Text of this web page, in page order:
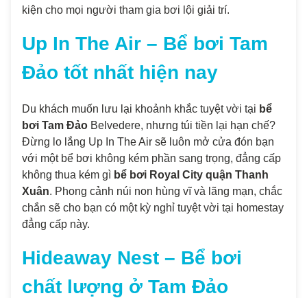
kiện cho mọi người tham gia bơi lội giải trí.
Up In The Air – Bể bơi Tam
Đảo tốt nhất hiện nay
Du khách muốn lưu lại khoảnh khắc tuyệt vời tại bể
bơi Tam Đảo Belvedere, nhưng túi tiền lại hạn chế?
Đừng lo lắng Up In The Air sẽ luôn mở cửa đón bạn
với một bể bơi không kém phần sang trọng, đẳng cấp
không thua kém gì bể bơi Royal City quận Thanh
Xuân. Phong cảnh núi non hùng vĩ và lãng mạn, chắc
chắn sẽ cho bạn có một kỳ nghỉ tuyệt vời tại homestay
đẳng cấp này.
Hideaway Nest – Bể bơi
chất lượng ở Tam Đảo